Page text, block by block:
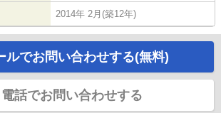
2014年 2月(築12年)
ルでお問い合わせする(無料)
電話でお問い合わせする